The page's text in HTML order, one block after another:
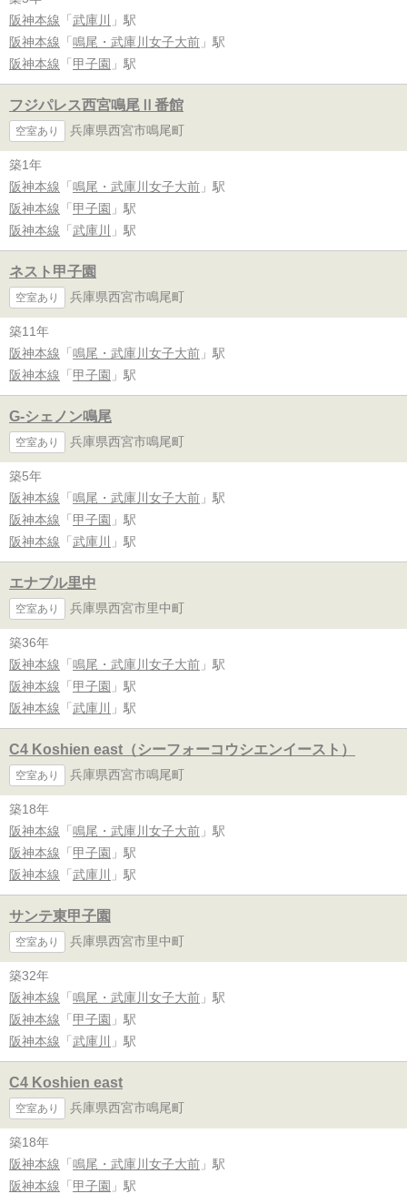
阪神本線 「 武庫川
」駅
阪神本線 「 鳴尾・武庫川女子大前 」駅
阪神本線 「 甲子園 」駅
フジパレス西宮鳴尾Ⅱ番館
空室あり 兵庫県西宮市鳴尾町
築1年
阪神本線 「 鳴尾・武庫川女子大前 」駅
阪神本線 「 甲子園 」駅
阪神本線 「 武庫川 」駅
ネスト甲子園
空室あり 兵庫県西宮市鳴尾町
築11年
阪神本線 「 鳴尾・武庫川女子大前 」駅
阪神本線 「 甲子園 」駅
G-シェノン鳴尾
空室あり 兵庫県西宮市鳴尾町
築5年
阪神本線 「 鳴尾・武庫川女子大前 」駅
阪神本線 「 甲子園 」駅
阪神本線 「 武庫川 」駅
エナブル里中
空室あり 兵庫県西宮市里中町
築36年
阪神本線 「 鳴尾・武庫川女子大前 」駅
阪神本線 「 甲子園 」駅
阪神本線 「 武庫川 」駅
C4 Koshien east（シーフォーコウシエンイースト）
空室あり 兵庫県西宮市鳴尾町
築18年
阪神本線 「 鳴尾・武庫川女子大前 」駅
阪神本線 「 甲子園 」駅
阪神本線 「 武庫川 」駅
サンテ東甲子園
空室あり 兵庫県西宮市里中町
築32年
阪神本線 「 鳴尾・武庫川女子大前 」駅
阪神本線 「 甲子園 」駅
阪神本線 「 武庫川 」駅
C4 Koshien east
空室あり 兵庫県西宮市鳴尾町
築18年
阪神本線 「 鳴尾・武庫川女子大前 」駅
阪神本線 「 甲子園 」駅